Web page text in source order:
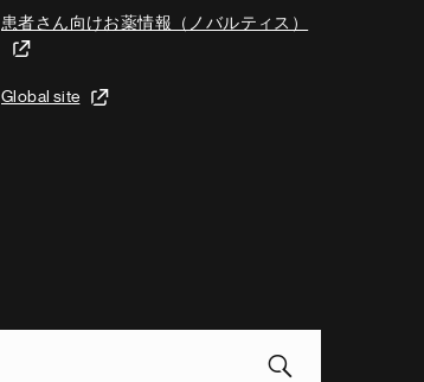
患者さん向けお薬情報（ノバルティス）
Global site